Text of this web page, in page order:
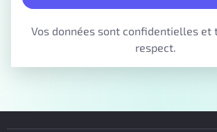
Vos données sont confidentielles et
respect.